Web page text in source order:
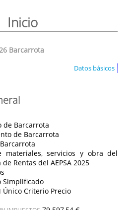
Inicio
Barcarrota
Datos básicos
de Barcarrota
de Barcarrota
materiales, servicios y obra del
Rentas del AEPSA 2025
Simplificado
Único Criterio Precio